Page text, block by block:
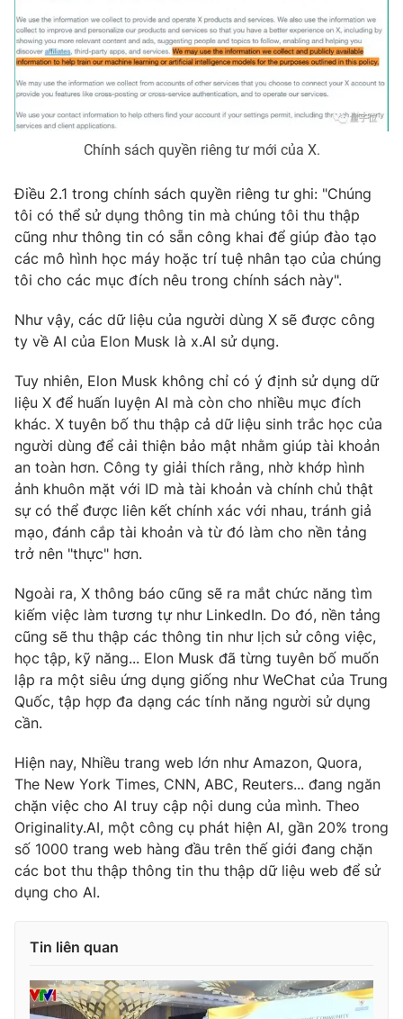
Hitech Công nghệ tương lai
Sản phẩm
Thị trường
Tư vấn
Giao lưu trực tuyến
Lịch phát sóng
Chuyên mục khác
Emagazine Podcast
Photo Infographic
Shorts video
VTV Money VTV Thể thao
VTV Sức khoẻ Bất động sản
Thị trường 24h Tấm lòng Việt
VTV4 Vươn mình bằng AI
VTV9
Liên hệ tòa soạn English
THỜI BÁO VTV
Theo dõi báo trên
Cơ quan chủ quản:
Đài Truyền hình Việt Nam
Cơ quan báo chí:Thời báo VTV
Giấy phép hoạt động báo in và báo điện tử số 483/GP-BTTTT
Phó Tổng Biên tập:
Nguyễn Trọng Ninh
Tổng đài VTV:024.38 355 931 - 024.38 355 932
Chính sách quyền riêng tư mới của X.
Điều 2.1 trong chính sách quyền riêng tư ghi: "Chúng
tôi có thể sử dụng thông tin mà chúng tôi thu thập
cũng như thông tin có sẵn công khai để giúp đào tạo
các mô hình học máy hoặc trí tuệ nhân tạo của chúng
tôi cho các mục đích nêu trong chính sách này".
Như vậy, các dữ liệu của người dùng X sẽ được công
ty về AI của Elon Musk là x.AI sử dụng.
Tuy nhiên, Elon Musk không chỉ có ý định sử dụng dữ
liệu X để huấn luyện AI mà còn cho nhiều mục đích
khác. X tuyên bố thu thập cả dữ liệu sinh trắc học của
người dùng để cải thiện bảo mật nhằm giúp tài khoản
an toàn hơn. Công ty giải thích rằng, nhờ khớp hình
ảnh khuôn mặt với ID mà tài khoản và chính chủ thật
sự có thể được liên kết chính xác với nhau, tránh giả
mạo, đánh cắp tài khoản và từ đó làm cho nền tảng
trở nên "thực" hơn.
Ngoài ra, X thông báo cũng sẽ ra mắt chức năng tìm
kiếm việc làm tương tự như LinkedIn. Do đó, nền tảng
cũng sẽ thu thập các thông tin như lịch sử công việc,
học tập, kỹ năng... Elon Musk đã từng tuyên bố muốn
lập ra một siêu ứng dụng giống như WeChat của Trung
Quốc, tập hợp đa dạng các tính năng người sử dụng
cần.
Hiện nay, Nhiều trang web lớn như Amazon, Quora,
The New York Times, CNN, ABC, Reuters... đang ngăn
chặn việc cho AI truy cập nội dung của mình. Theo
Originality.AI, một công cụ phát hiện AI, gần 20% trong
số 1000 trang web hàng đầu trên thế giới đang chặn
các bot thu thập thông tin thu thập dữ liệu web để sử
dụng cho AI.
Tin liên quan